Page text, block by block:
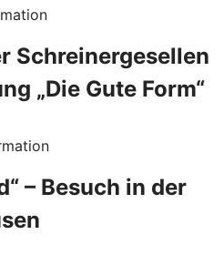
Schreinergesellen
„Die Gute Form“
– Besuch in der